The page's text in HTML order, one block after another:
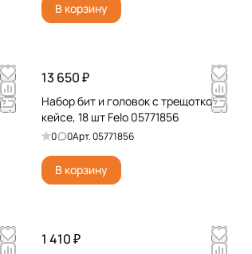
В корзину
13 650 ₽
Набор бит и головок с трещоткой в
кейсе, 18 шт Felo 05771856
0 0Арт.05771856
В корзину
1 410 ₽